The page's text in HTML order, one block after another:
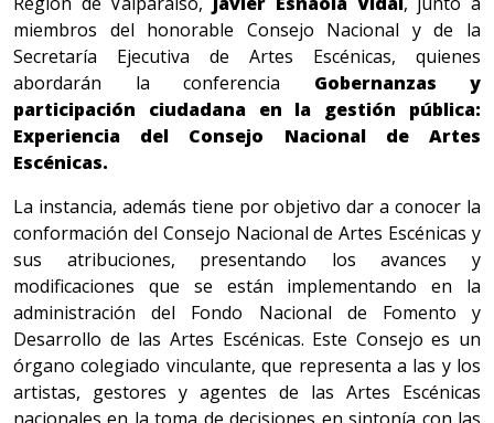
miembros del honorable Consejo Nacional y de la
Secretaría Ejecutiva de Artes Escénicas, quienes
abordarán la conferencia Gobernanzas y
participación ciudadana en la gestión pública:
Experiencia del Consejo Nacional de Artes
Escénicas.
La instancia, además tiene por objetivo dar a conocer la
conformación del Consejo Nacional de Artes Escénicas y
sus atribuciones, presentando los avances y
modificaciones que se están implementando en la
administración del Fondo Nacional de Fomento y
Desarrollo de las Artes Escénicas. Este Consejo es un
órgano colegiado vinculante, que representa a las y los
artistas, gestores y agentes de las Artes Escénicas